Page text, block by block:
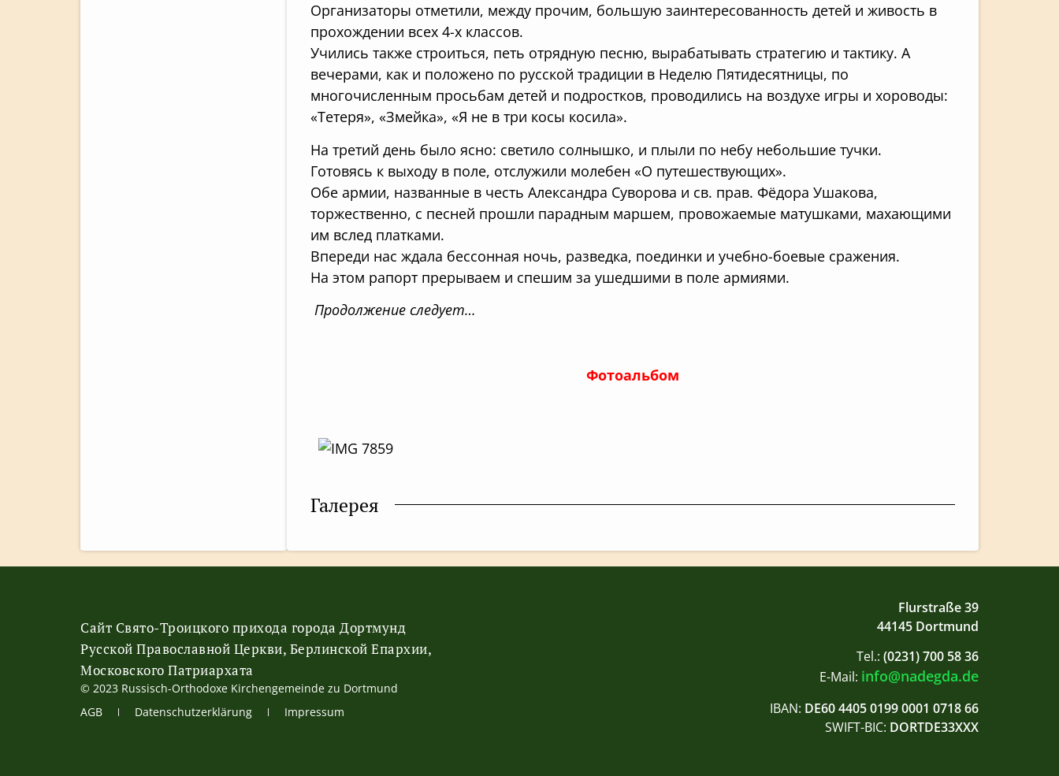
Организаторы отметили, между прочим, большую заинтересованность детей и живость в
прохождении всех 4-х классов.
Учились также строиться, петь отрядную песню, вырабатывать стратегию и тактику. А
вечерами, как и положено по русской традиции в Неделю Пятидесятницы, по
многочисленным просьбам детей и подростков, проводились на воздухе игры и хороводы:
«Тетеря», «Змейка», «Я не в три косы косила».
На третий день было ясно: светило солнышко, и плыли по небу небольшие тучки.
Готовясь к выходу в поле, отслужили молебен «О путешествующих».
Обе армии, названные в честь Александра Суворова и св. прав. Фёдора Ушакова,
торжественно, с песней прошли парадным маршем, провожаемые матушками, махающими
им вслед платками.
Впереди нас ждала бессонная ночь, разведка, поединки и учебно-боевые сражения.
На этом рапорт прерываем и спешим за ушедшими в поле армиями.
Продолжение следует…
Фотоальбом
Галерея
Сайт Свято-Троицкого прихода города Дортмунд
Русской Православной Церкви, Берлинской Епархии,
Московского Патриархата
© 2023 Russisch-Orthodoxe Kirchengemeinde zu Dortmund
АGB
Datenschutzerklärung Impressum
Flurstraße 39
44145 Dortmund
Tel.: (0231) 700 58 36
E-Mail: info@nadegda.de
IBAN: DE60 4405 0199 0001 0718 66
SWIFT-BIC: DORTDE33XXX